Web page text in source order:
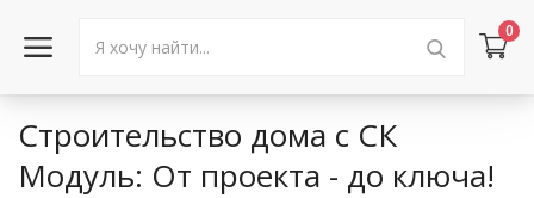
0
Войти в аккаунт
Строительство дома с СК
Модуль: От проекта - до ключа!